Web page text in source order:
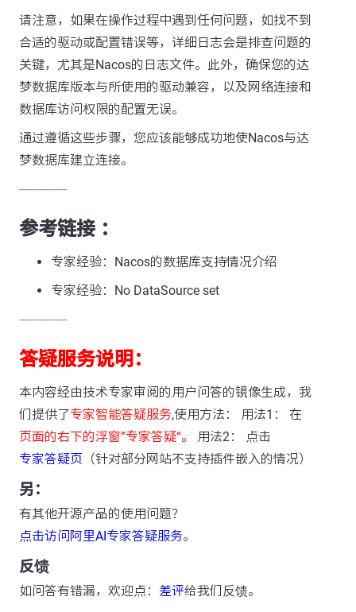
请注意，如果在操作过程中遇到任何问题，如找不到
合适的驱动或配置错误等，详细日志会是排查问题的
关键，尤其是Nacos的日志文件。此外，确保您的达
梦数据库版本与所使用的驱动兼容，以及网络连接和
数据库访问权限的配置无误。
通过遵循这些步骤，您应该能够成功地使Nacos与达
梦数据库建立连接。
---------------
参考链接 ：
专家经验：Nacos的数据库支持情况介绍
专家经验：No DataSource set
---------------
答疑服务说明：
本内容经由技术专家审阅的用户问答的镜像生成，我
们提供了专家智能答疑服务,使用方法： 用法1： 在
页面的右下的浮窗”专家答疑“。 用法2： 点击
专家答疑页 （针对部分网站不支持插件嵌入的情况）
另：
有其他开源产品的使用问题？
点击访问阿里AI专家答疑服务。
反馈
如问答有错漏，欢迎点： 差评给我们反馈。